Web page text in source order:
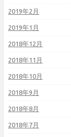
2019年2月
2019年1月
2018年12月
2018年11月
2018年10月
2018年9月
2018年8月
2018年7月